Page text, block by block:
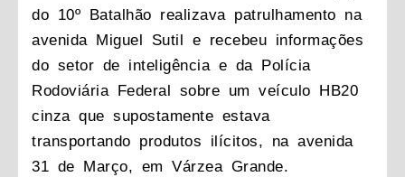
do 10º Batalhão realizava patrulhamento na
avenida Miguel Sutil e recebeu informações
do setor de inteligência e da Polícia
Rodoviária Federal sobre um veículo HB20
cinza que supostamente estava
transportando produtos ilícitos, na avenida
31 de Março, em Várzea Grande.